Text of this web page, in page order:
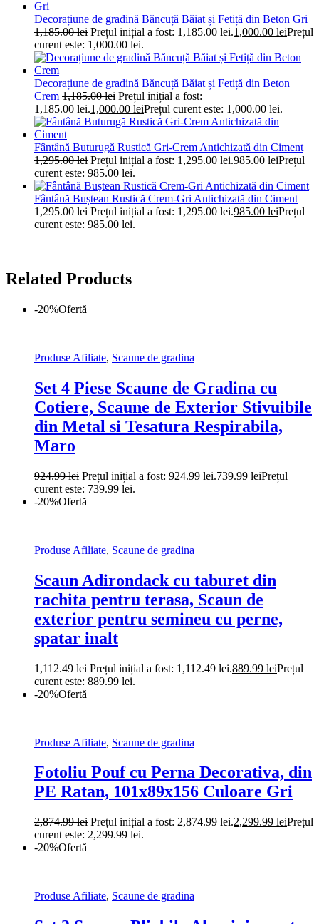
Decorațiune de gradină Băncuță Băiat și Fetiță din Beton Gri
1,185.00lei Prețul inițial a fost: 1,185.00 lei.1,000.00 leiPrețul
curent este: 1,000.00 lei.
Decorațiune de gradină Băncuță Băiat și Fetiță din Beton
Crem 1,185.00lei Prețul inițial a fost:
1,185.00 lei.1,000.00 leiPrețul curent este: 1,000.00 lei.
Fântână Buturugă Rustică Gri-Crem Antichizată din Ciment
1,295.00lei Prețul inițial a fost: 1,295.00 lei.985.00 leiPrețul
curent este: 985.00 lei.
Fântână Buștean Rustică Crem-Gri Antichizată din Ciment
1,295.00lei Prețul inițial a fost: 1,295.00 lei.985.00 leiPrețul
curent este: 985.00 lei.
Related Products
-20%Ofertă
Produse Afiliate, Scaune de gradina
Set 4 Piese Scaune de Gradina cu
Cotiere, Scaune de Exterior Stivuibile
din Metal si Tesatura Respirabila,
Maro
924.99lei Prețul inițial a fost: 924.99 lei.739.99 leiPrețul
curent este: 739.99 lei.
-20%Ofertă
Produse Afiliate, Scaune de gradina
Scaun Adirondack cu taburet din
rachita pentru terasa, Scaun de
exterior pentru semineu cu perne,
spatar inalt
1,112.49lei Prețul inițial a fost: 1,112.49 lei.889.99 leiPrețul
curent este: 889.99 lei.
-20%Ofertă
Produse Afiliate, Scaune de gradina
Fotoliu Pouf cu Perna Decorativa, din
PE Ratan, 101x89x156 Culoare Gri
2,874.99lei Prețul inițial a fost: 2,874.99 lei.2,299.99 leiPrețul
curent este: 2,299.99 lei.
-20%Ofertă
Produse Afiliate, Scaune de gradina